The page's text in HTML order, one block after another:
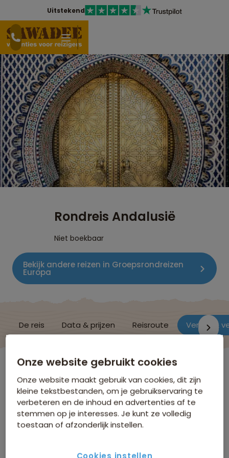
Uitstekend
Rondreis Andalusië
Niet boekbaar
Bekijk andere reizen in Groepsrondreizen
Europa
De reis Data & prijzen Reisroute Verblijf &
Spanje
Verblijf & vervoer
Hieronder volgt een selectie van de accommodaties
Onze website gebruikt cookies
Onze website maakt gebruik van cookies, dit zijn
kleine tekstbestanden, om je gebruikservaring te
verbeteren en de inhoud en advertenties af te
stemmen op je interesses. Je kunt ze volledig
toestaan of afzonderlijk instellen.
Cookies instellen